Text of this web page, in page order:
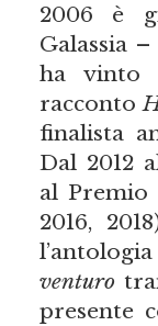
2006 è
Galassia
ha vinto
racconto
finalista
Dal 2012
al Premio
2016,
venturo
presente